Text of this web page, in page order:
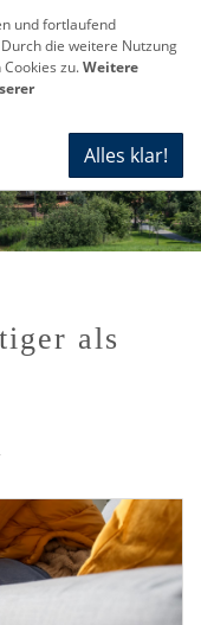
als
und fortlaufend
die weitere Nutzung
zu.Weitere
Alles klar!